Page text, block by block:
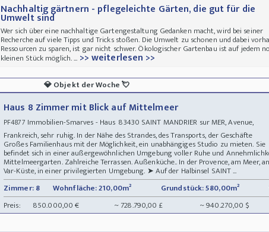
Nachhaltig gärtnern - pflegeleichte Gärten, die gut für die
Umwelt sind
Wer sich über eine nachhaltige Gartengestaltung Gedanken macht, wird bei seiner
Recherche auf viele Tipps und Tricks stoßen. Die Umwelt zu schonen und dabei
Ressourcen zu sparen, ist gar nicht schwer. Ökologischer Gartenbau ist auf jedem
kleinen Stück möglich. ... >> weiterlesen >>
💎Objekt der Woche💘
Haus 8 Zimmer mit Blick auf Mittelmeer
PF4877 Immobilien-Smarves - Haus 83430 SAINT MANDRIER sur MER, Avenue,
Frankreich, sehr ruhig. In der Nähe des Strandes, des Transports, der Geschäfte
Großes Familienhaus mit der Möglichkeit, ein unabhängiges Studio zu mieten. Sie
befindet sich in einer außergewöhnlichen Umgebung voller Ruhe und
Mittelmeergarten. Zahlreiche Terrassen. Außenküche.. In der Provence, am Meer,
Var-Küste, in einer privilegierten Umgebung. ➤ Auf der Halbinsel SAINT ...
Zimmer: 8
Wohnfläche: 210,00m² Grundstück: 580,00m²
Preis:
850.000,00 € ~ 728.790,00 £ ~ 940.270,00 $